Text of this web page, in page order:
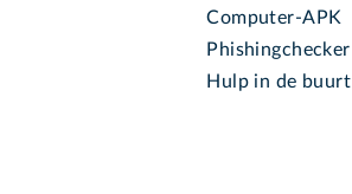
Computer-APK
Phishingchecker
Hulp in de buurt